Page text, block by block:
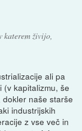
živijo,
ali pa
(v kapitalizmu, še
naše starše
industrijskih
z vse več in